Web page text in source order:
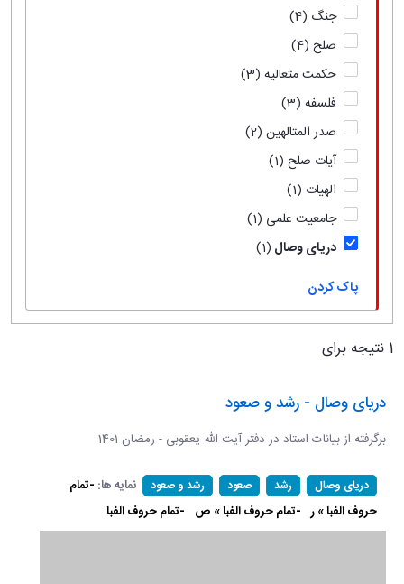
جنگ (4)
صلح (4)
حکمت متعالیه (3)
فلسفه (3)
صدر المتالهین (2)
آیات صلح (1)
الهیات (1)
جامعیت علمی (1)
دریای وصال (1)
پاک کردن
1 نتیجه برای
دریای وصال - رشد و صعود
برگرفته از بیانات استاد در دفتر آیت الله یعقوبی - رمضان 1401
دریای وصال رشد صعود رشد و صعود نمایه ها: -تمام
حروف الفبا » ر -تمام حروف الفبا » ص -تمام حروف الفبا